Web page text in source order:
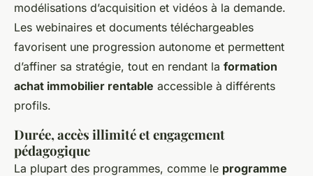
modélisations d’acquisition et vidéos à la demande.
Les webinaires et documents téléchargeables
favorisent une progression autonome et permettent
d’affiner sa stratégie, tout en rendant la formation
achat immobilier rentable accessible à différents
profils.
Durée, accès illimité et engagement
pédagogique
La plupart des programmes, comme le programme